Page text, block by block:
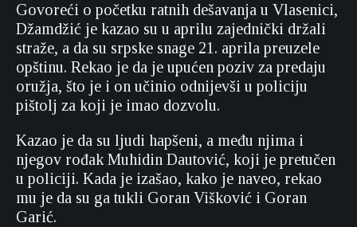
Govoreći o početku ratnih dešavanja u Vlasenici,
Džamdžić je kazao su u aprilu zajednički držali
straže, a da su srpske snage 21. aprila preuzele
opštinu. Rekao je da je upućen poziv za predaju
oružja, što je i on učinio odnijevši u policiju
pištolj za koji je imao dozvolu.
Kazao je da su ljudi hapšeni, a među njima i
njegov rođak Muhidin Dautović, koji je pretučen
u policiji. Kada je izašao, kako je naveo, rekao
mu je da su ga tukli Goran Višković i Goran
Garić.